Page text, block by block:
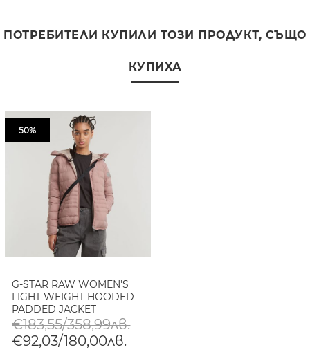
ПОТРЕБИТЕЛИ КУПИЛИ ТОЗИ ПРОДУКТ, СЪЩО
КУПИХА
50%
G-STAR RAW WOMEN'S
LIGHT WEIGHT HOODED
PADDED JACKET
€183,55/358,99лв.
€92,03/180,00лв.